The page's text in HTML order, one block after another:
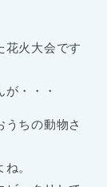
花火大会です
・・・
ちの動物さ
。